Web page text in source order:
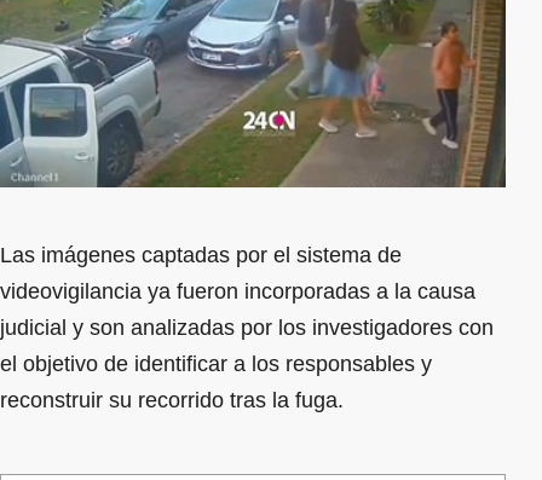
Las imágenes captadas por el sistema de
videovigilancia ya fueron incorporadas a la causa
judicial y son analizadas por los investigadores con
el objetivo de identificar a los responsables y
reconstruir su recorrido tras la fuga.